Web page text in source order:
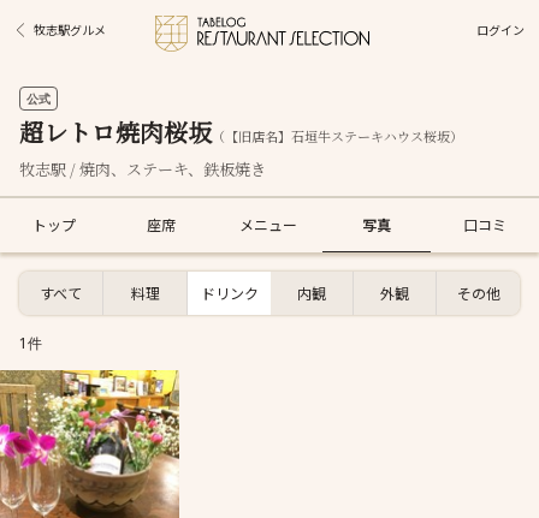
牧志駅グルメ ログイン
公式
超レトロ焼肉桜坂 （【旧店名】石垣牛ステーキハウス桜坂）
牧志駅 / 焼肉、ステーキ、鉄板焼き
トップ 座席 メニュー 写真 口コミ
すべて 料理 ドリンク 内観 外観 その他
1件